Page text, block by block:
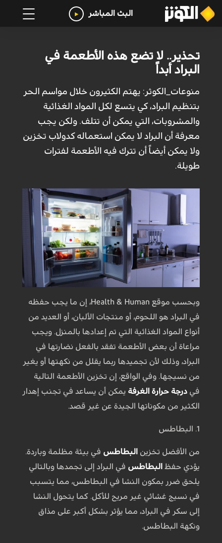
البث المباشر
تحذير.. لا تضع هذه الأطعمة في
البراد أبداً
منوعات_الكوثر: يهتم الكثيرون خلال مواسم الحر
بتنظيم البراد، كي يتسع لكل المواد الغذائية
والمشروبات، التي يمكن أن تتلف. ولكن يجب
معرفة أن البراد لا يمكن استعماله كدولاب تخزين
ولا يمكن أيضاً أن تترك فيه الأطعمة لفترات
طويلة.
وبحسب موقع Health & Human، إن ما يجب حفظه
في البراد هو اللحوم، أو منتجات الألبان، أو العديد من
أنواع المواد الغذائية التي تم إعدادها بالمنزل. ويجب
مراعاة أن بعض الأطعمة تفقد بالفعل نضارتها في
البراد، وذلك لأن تجميدها ربما يقلل من نكهتها أو يغير
من نسيجها. وفي الواقع، إن تخزين الأطعمة التالية
في درجة حرارة الغرفة يمكن أن يساعد في تجنب إهدار
الكثير من مكوناتها الجيدة عن غير قصد.
1. البطاطس
من الأفضل تخزين البطاطس في بيئة مظلمة وباردة.
يؤدي حفظ البطاطس في البراد إلى تجمدها وبالتالي
يلحق ضرر بمكون النشا في البطاطس، مما يتسبب
في نسيج غشائي غير مريح للأكل. كما يتحول النشا
إلى سكر في البراد، مما يؤثر بشكل أكبر على مذاق
ونكهة البطاطس.